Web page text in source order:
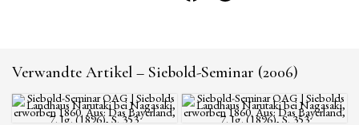
Verwandte Artikel – Siebold-Seminar (2006)